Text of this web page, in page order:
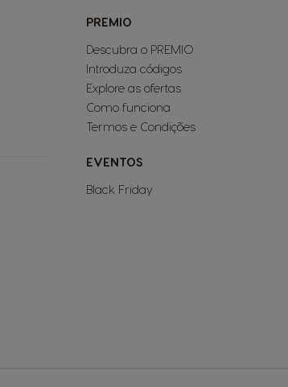
PREMIO
Descubra o PREMIO
Introduza códigos
Explore as ofertas
Como funciona
Termos e Condições
EVENTOS
Black Friday